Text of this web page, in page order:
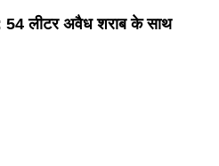
54 लीटर अवैध शराब के साथ